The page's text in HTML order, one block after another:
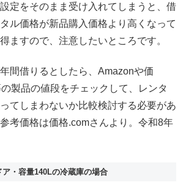
定をそのまま受け入れてしまうと、借
ル価格が新品購入価格より高くなって
ますので、注意したいところです。
間借りるとしたら、Amazonや価
製品の値段をチェックして、レンタ
てしまわないか比較検討する必要があ
考価格は価格.comさんより。令和8年
ア・容量140Lの冷蔵庫の場合